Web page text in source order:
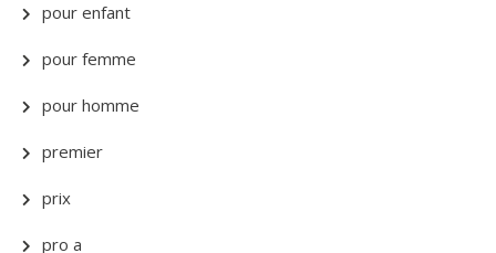
pour enfant
pour femme
pour homme
premier
prix
pro a